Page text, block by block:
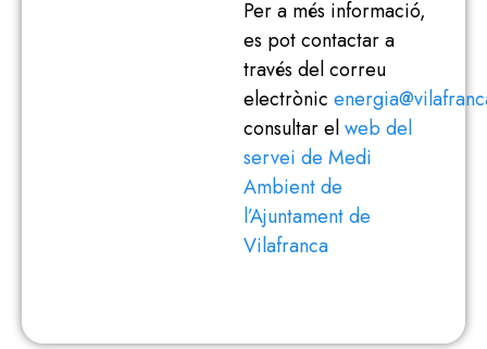
Per a més informació,
es pot contactar a
través del correu
electrònic
consultar elweb del
servei de Medi
Ambient de
l’Ajuntament de
Vilafranca